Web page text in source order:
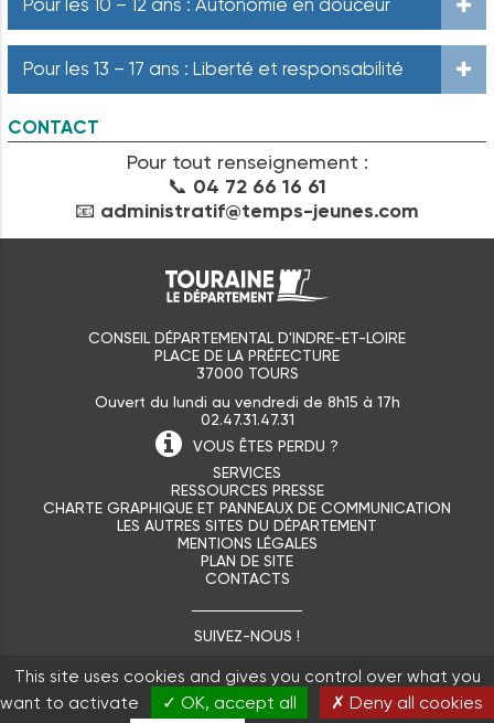
Pour les 10 – 12 ans : Autonomie en douceur
Pour les 13 – 17 ans : Liberté et responsabilité
CONTACT
Pour tout renseignement :
📞 04 72 66 16 61
📧 administratif@temps-jeunes.com
CONSEIL DÉPARTEMENTAL D'INDRE-ET-LOIRE
PLACE DE LA PRÉFECTURE
37000 TOURS
Ouvert du lundi au vendredi de 8h15 à 17h
02.47.31.47.31
VOUS ÊTES PERDU ?
SERVICES
RESSOURCES PRESSE
CHARTE GRAPHIQUE ET PANNEAUX DE COMMUNICATION
LES AUTRES SITES DU DÉPARTEMENT
MENTIONS LÉGALES
PLAN DE SITE
CONTACTS
SUIVEZ-NOUS !
This site uses cookies and gives you control over what you
want to activate
✓ OK, accept all ✗ Deny all cookies